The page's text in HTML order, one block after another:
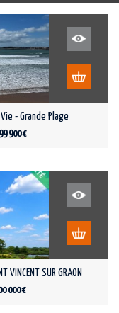
- Grande Plage
900 €
VINCENT SUR GRAON
000 €